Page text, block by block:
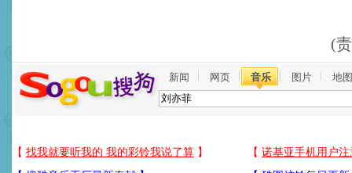
(
新闻 网页 音乐 图片 地图